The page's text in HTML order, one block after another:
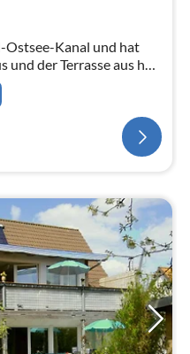
Ostsee-Kanal und hat
und der Terrasse aus hat
Eider, die unterhalb des